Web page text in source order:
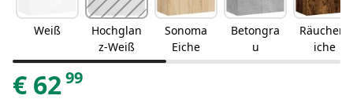
Weiß
Hochglan
z-Weiß
Sonoma
Eiche
Betongra
u
Räuchere
iche
€ 6299